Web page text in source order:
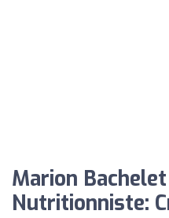
Marion
Nutritionniste: